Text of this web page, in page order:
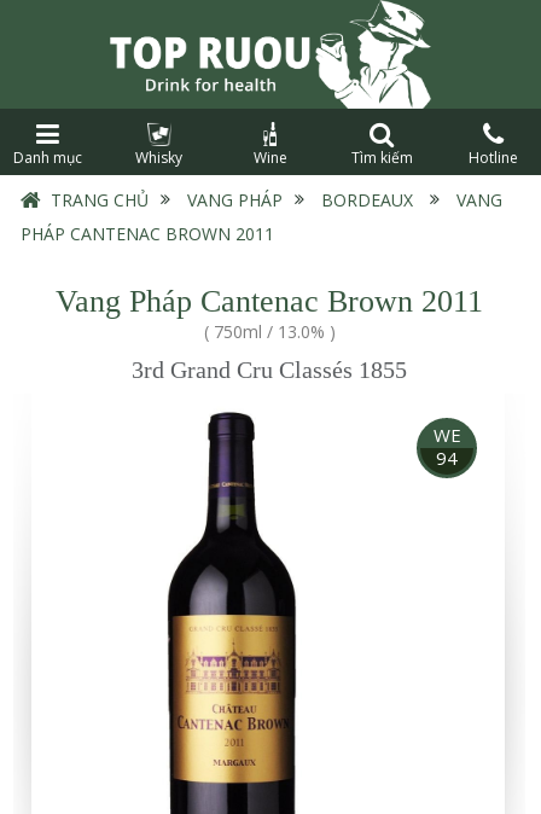
Danh mục Whisky Wine Tìm kiếm Hotline
TRANG CHỦ › VANG PHÁP › BORDEAUX ›
VANG
PHÁP CANTENAC BROWN 2011
Vang Pháp Cantenac Brown 2011
( 750ml / 13.0% )
3rd Grand Cru Classés 1855
WE
94